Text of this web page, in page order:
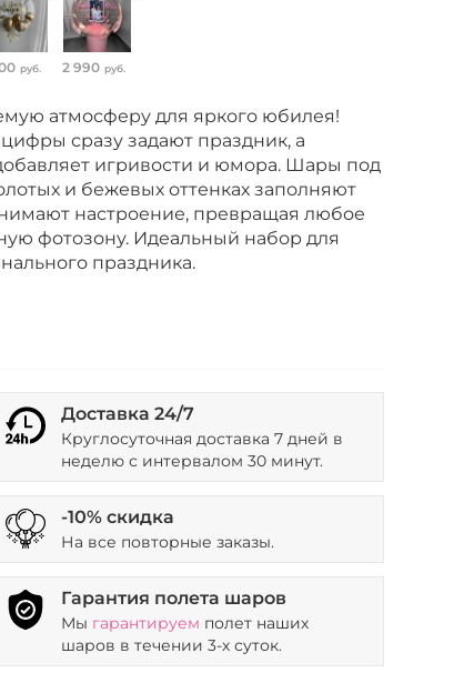
руб. 2 990 руб.
атмосферу для яркого юбилея!
сразу задают праздник, а
игривости и юмора. Шары под
и бежевых оттенках заполняют
настроение, превращая любое
фотозону. Идеальный набор для
праздника.
Доставка 24/7
Круглосуточная доставка 7 дней в
неделю с интервалом 30 минут.
-10% скидка
На все повторные заказы.
Гарантия полета шаров
Мы гарантируем полет наших
шаров в течении 3-х суток.